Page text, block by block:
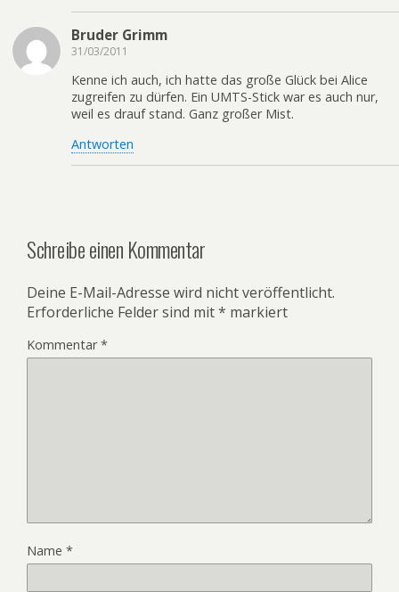
Bruder Grimm
31/03/2011
Kenne ich auch, ich hatte das große Glück bei Alice
zugreifen zu dürfen. Ein UMTS-Stick war es auch nur,
weil es drauf stand. Ganz großer Mist.
Antworten
Schreibe einen Kommentar
Deine E-Mail-Adresse wird nicht veröffentlicht.
Erforderliche Felder sind mit* markiert
Kommentar*
Name *